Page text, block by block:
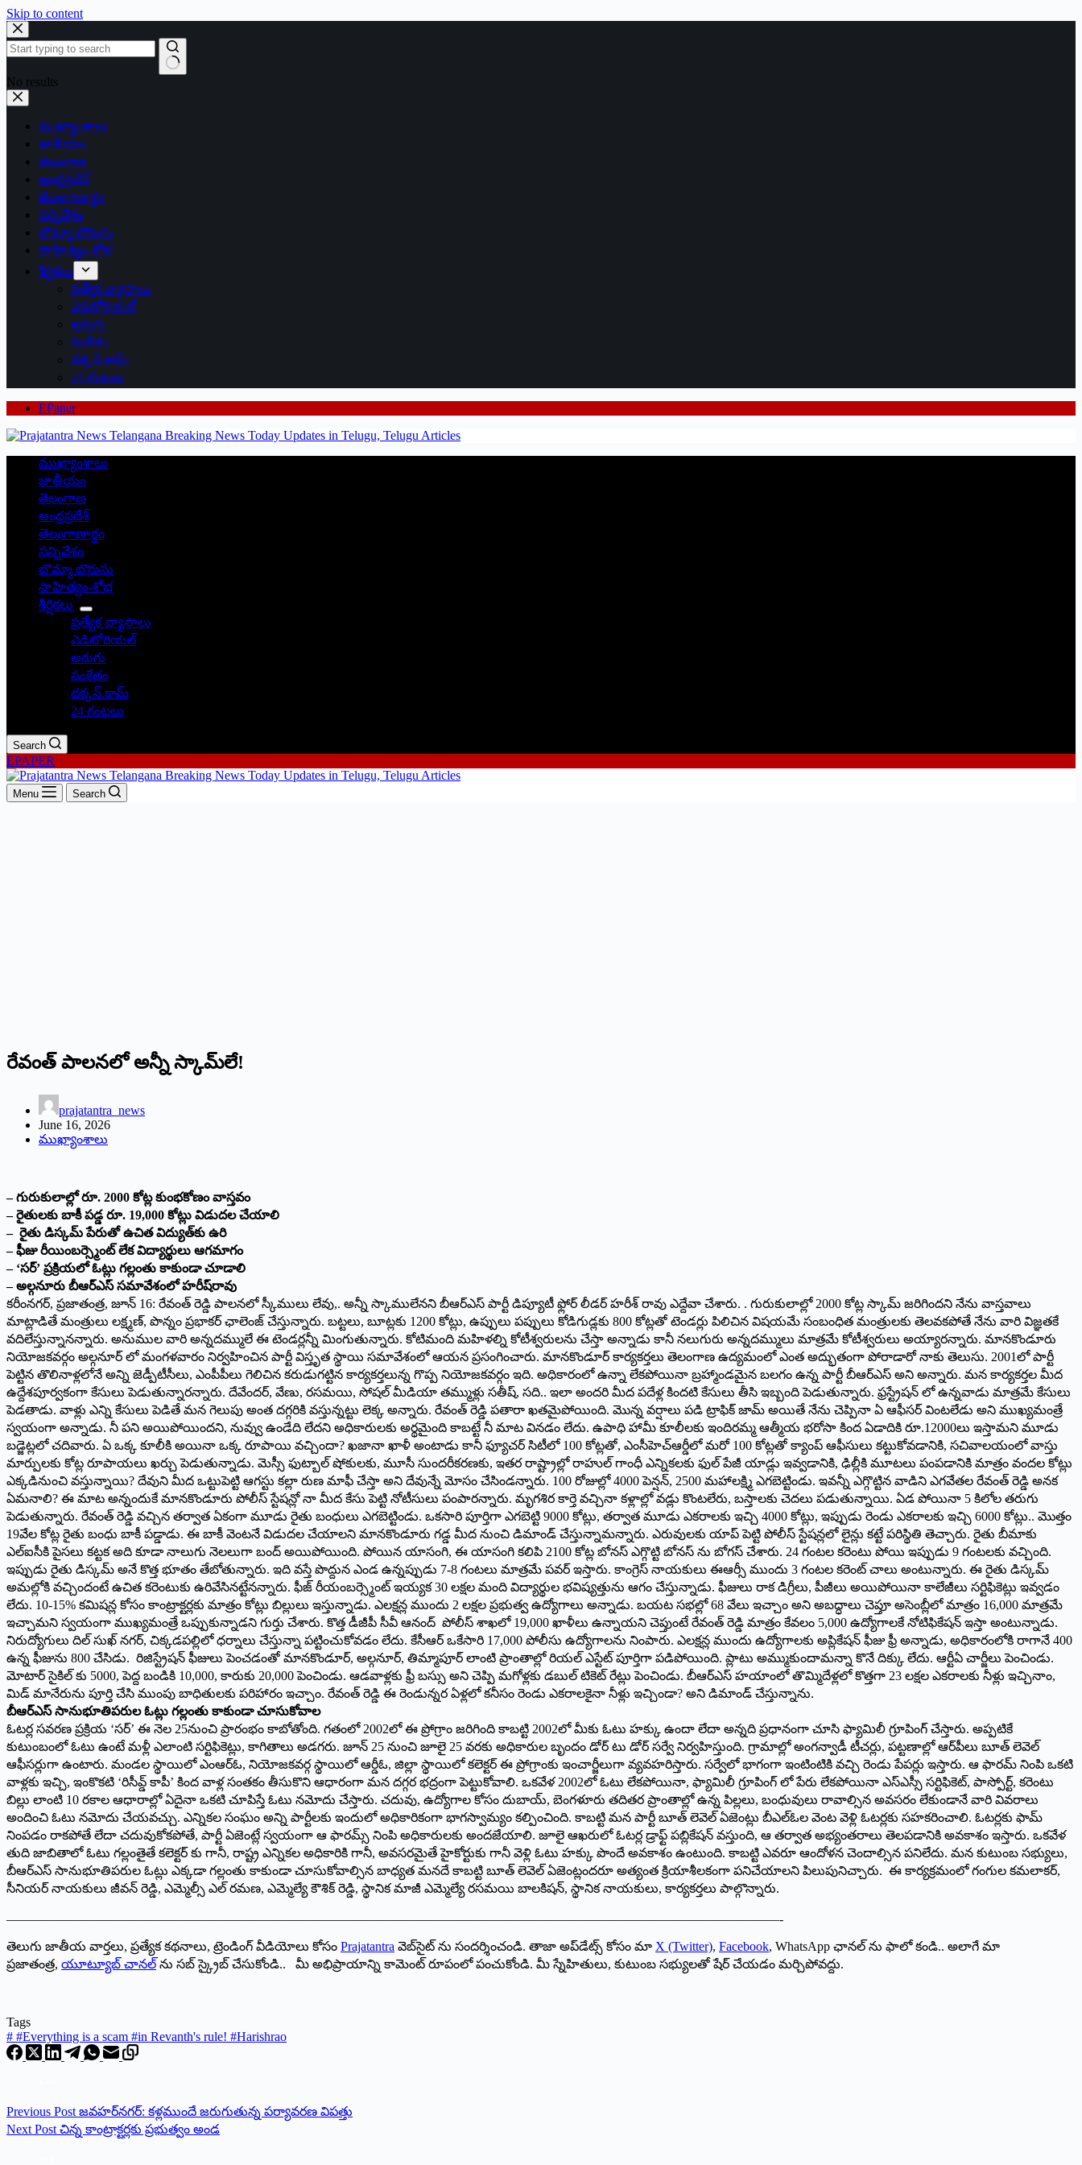
Skip to content
No results
ముఖ్యాంశాలు
జాతీయం
తెలంగాణ
ఆంధ్రప్రదేశ్
తెలంగాణార్థం
సన్నివేశం
బొమ్మా బొరుసు
సాహిత్యం-శోభ
శీర్షికలు
ప్రత్యేక వ్యాసాలు
ఎడిటోరియల్
అరుగు
సంకేతం
దక్కన్.కామ్
24 గంటలు
EPaper
ముఖ్యాంశాలు
జాతీయం
తెలంగాణ
ఆంధ్రప్రదేశ్
తెలంగాణార్థం
సన్నివేశం
బొమ్మా బొరుసు
సాహిత్యం-శోభ
శీర్షికలు
ప్రత్యేక వ్యాసాలు
ఎడిటోరియల్
అరుగు
సంకేతం
దక్కన్.కామ్
24 గంటలు
Search
EPAPER
Menu Search
రేవంత్ పాల‌న‌లో అన్నీ స్కామ్‌లే!
prajatantra_news
June 16, 2026
ముఖ్యాంశాలు
– గురుకులాల్లో రూ. 2000 కోట్ల కుంభకోణం వాస్తవం
– రైతుల‌కు బాకీ పడ్డ రూ. 19,000 కోట్లు విడుద‌ల చేయాలి
– రైతు డిస్క‌మ్ పేరుతో ఉచిత విద్యుత్‌కు ఉరి
– ఫీజు రీయింబర్స్మెంట్ లేక విద్యార్థులు ఆగ‌మాగం
– ‘స‌ర్’ ప్ర‌క్రియ‌లో ఓట్లు గ‌ల్లంతు కాకుండా చూడాలి
– అల్గ‌నూరు బీఆర్ఎస్ స‌మావేశంలో హ‌రీష్‌రావు
క‌రీంన‌గ‌ర్, ప్ర‌జాతంత్ర‌, జూన్ 16: రేవంత్ రెడ్డి పాలనలో స్కీములు లేవు,. అన్నీ స్కాములేన‌ని బీఆర్ఎస్ పార్టీ డిప్యూటీ ఫ్లోర్ లీడర్ హరీశ్ రావు ఎద్దేవా చేశారు. . గురుకులాల్లో 2000 కోట్ల స్కామ్ జరిగిందని నేను వాస్తవాలు
మాట్లాడితే మంత్రులు లక్ష్మణ్, పొన్నం ప్రభాకర్ ఛాలెంజ్ చేస్తున్నారు. బట్టలు, బూట్లకు 1200 కోట్లు, ఉప్పులు పప్పులు కోడిగుడ్లకు 800 కోట్లతో టెండర్లు పిలిచిన విషయమే సంబంధిత మంత్రులకు తెలవకపోతే నేను వారి విజ్ఞతకే
వదిలేస్తున్నాన‌న్నారు. అనుముల వారి అన్నదమ్ములే ఈ టెండర్లన్నీ మింగుతున్నారు. కోటిమంది మహిళల్ని కోటీశ్వరులను చేస్తా అన్నాడు కానీ నలుగురు అన్నదమ్ములు మాత్రమే కోటీశ్వరులు అయ్యారన్నారు. మానకొండూరు
నియోజకవర్గం అల్గనూర్ లో మంగ‌ళ‌వారం నిర్వహించిన పార్టీ విస్తృత స్థాయి సమావేశంలో ఆయ‌న ప్ర‌సంగించారు. మానకొండూర్ కార్యకర్తలు తెలంగాణ ఉద్యమంలో ఎంత అద్భుతంగా పోరాడారో నాకు తెలుసు. 2001లో పార్టీ
పెట్టిన తొలినాళ్లలోనే అన్ని జెడ్పీటీసీలు, ఎంపీపీలు గెలిచిన కరుడుగట్టిన కార్యకర్తలున్న గొప్ప నియోజకవర్గం ఇది. అధికారంలో ఉన్నా లేకపోయినా బ్రహ్మాండమైన బలగం ఉన్న పార్టీ బీఆర్ఎస్ అని అన్నారు. మన కార్యకర్తల మీద
ఉద్దేశపూర్వకంగా కేసులు పెడుతున్నారన్నారు. దేవేందర్, వేణు, రసమయి, సోషల్ మీడియా తమ్ముళ్లు సతీష్, సది.. ఇలా అందరి మీద పదేళ్ల కిందటి కేసులు తీసి ఇబ్బంది పెడుతున్నారు. ఫ్రస్ట్రేషన్ లో ఉన్నవాడు మాత్రమే కేసులు
పెడతాడు. వాళ్లు ఎన్ని కేసులు పెడితే మన గెలుపు అంత దగ్గరికి వస్తున్నట్టు లెక్క అన్నారు. రేవంత్ రెడ్డి పతారా ఖతమైపోయింది. మొన్న వర్షాలు పడి ట్రాఫిక్ జామ్ అయితే నేను చెప్పినా ఏ ఆఫీసర్ వింటలేడు అని ముఖ్యమంత్రే
స్వయంగా అన్నాడు. నీ పని అయిపోయిందని, నువ్వు ఉండేది లేదని అధికారులకు అర్థమైంది కాబట్టే నీ మాట వినడం లేదు. ఉపాధి హామీ కూలీలకు ఇందిరమ్మ ఆత్మీయ భరోసా కింద ఏడాదికి రూ.12000లు ఇస్తామని మూడు
బడ్జెట్లలో చదివారు. ఏ ఒక్క కూలీకి అయినా ఒక్క రూపాయి వచ్చిందా? ఖజానా ఖాళీ అంటాడు కానీ ఫ్యూచర్ సిటీలో 100 కోట్లతో, ఎంసీహెచ్ఆర్డీలో మరో 100 కోట్లతో క్యాంప్ ఆఫీసులు కట్టుకోవడానికి, సచివాలయంలో వాస్తు
మార్పులకు కోట్ల రూపాయలు ఖర్చు పెడుతున్నాడు. మెస్సీ ఫుట్బాల్ షోకులకు, మూసీ సుందరీకరణకు, ఇతర రాష్ట్రాల్లో రాహుల్ గాంధీ ఎన్నికలకు ఫుల్ పేజీ యాడ్లు ఇవ్వడానికి, ఢిల్లీకి మూటలు పంపడానికి మాత్రం వందల కోట్లు
ఎక్కడినుంచి వస్తున్నాయి? దేవుని మీద ఒట్టుపెట్టి ఆగస్టు కల్లా రుణ మాఫీ చేస్తా అని దేవున్నే మోసం చేసిండన్నారు. 100 రోజుల్లో 4000 పెన్షన్, 2500 మహాలక్ష్మి ఎగబెట్టిండు. ఇవన్నీ ఎగ్గొట్టిన వాడిని ఎగవేతల రేవంత్ రెడ్డి అనక
ఏమనాలి? ఈ మాట అన్నందుకే మానకొండూరు పోలీస్ స్టేషన్లో నా మీద కేసు పెట్టి నోటీసులు పంపారన్నారు. మృగశిర కార్తె వచ్చినా కళ్లాల్లో వడ్లు కొంటలేరు, బస్తాలకు చెదలు పడుతున్నాయి. ఏడ పోయినా 5 కిలోల తరుగు
పెడుతున్నారు. రేవంత్ రెడ్డి వచ్చిన తర్వాత ఏకంగా మూడు రైతు బంధులు ఎగబెట్టిండు. ఒకసారి పూర్తిగా ఎగబెట్టి 9000 కోట్లు, తర్వాత మూడు ఎకరాలకు ఇచ్చి 4000 కోట్లు, ఇప్పుడు రెండు ఎకరాలకు ఇచ్చి 6000 కోట్లు.. మొత్తం
19వేల కోట్ల రైతు బంధు బాకీ పడ్డాడు. ఈ బాకీ వెంటనే విడుదల చేయాలని మానకొండూరు గడ్డ మీద నుంచి డిమాండ్ చేస్తున్నామ‌న్నారు. ఎరువులకు యాప్ పెట్టి పోలీస్ స్టేషన్లలో లైన్లు కట్టే పరిస్థితి తెచ్చారు. రైతు బీమాకు
ఎల్ఐసీకి పైసలు కట్టక అది కూడా నాలుగు నెలలుగా బంద్ అయిపోయింది. పోయిన యాసంగి, ఈ యాసంగి కలిపి 2100 కోట్ల బోనస్ ఎగ్గొట్టి బోనస్ ను బోగస్ చేశారు. 24 గంటల కరెంటు పోయి ఇప్పుడు 9 గంటలకు వచ్చింది.
ఇప్పుడు రైతు డిస్కమ్ అనే కొత్త భూతం తేబోతున్నారు. ఇది వస్తే పొద్దున ఎండ ఉన్నప్పుడు 7-8 గంటలు మాత్రమే పవర్ ఇస్తారు. కాంగ్రెస్ నాయకులు ఈఆర్సీ ముందు 3 గంటల కరెంట్ చాలు అంటున్నారు. ఈ రైతు డిస్కమ్
అమల్లోకి వచ్చిందంటే ఉచిత కరెంటుకు ఉరివేసినట్టేన‌న్నారు. ఫీజ్ రీయంబర్స్మెంట్ ఇయ్యక 30 లక్షల మంది విద్యార్థుల భవిష్యత్తును ఆగం చేస్తున్నాడు. ఫీజులు రాక డిగ్రీలు, పీజీలు అయిపోయినా కాలేజీలు సర్టిఫికెట్లు ఇవ్వడం
లేదు. 10-15% కమిషన్ల కోసం కాంట్రాక్టర్లకు మాత్రం కోట్లు బిల్లులు ఇస్తున్నాడు. ఎలక్షన్ల ముందు 2 లక్షల ప్రభుత్వ ఉద్యోగాలు అన్నాడు. బయట సభల్లో 68 వేలు ఇచ్చాం అని అబద్ధాలు చెప్తూ అసెంబ్లీలో మాత్రం 16,000 మాత్రమే
ఇచ్చామని స్వయంగా ముఖ్యమంత్రే ఒప్పుకున్నాడని గుర్తు చేశారు. కొత్త డీజీపీ సీవీ ఆనంద్ పోలీస్ శాఖలో 19,000 ఖాళీలు ఉన్నాయని చెప్తుంటే రేవంత్ రెడ్డి మాత్రం కేవలం 5,000 ఉద్యోగాలకే నోటిఫికేషన్ ఇస్తా అంటున్నాడు.
నిరుద్యోగులు దిల్ సుఖ్ నగర్, చిక్కడపల్లిలో ధర్నాలు చేస్తున్నా పట్టించుకోవడం లేదు. కేసీఆర్ ఒకేసారి 17,000 పోలీసు ఉద్యోగాలను నింపారు. ఎలక్షన్ల ముందు ఉద్యోగాలకు అప్లికేషన్ ఫీజు ఫ్రీ అన్నాడు, అధికారంలోకి రాగానే 400
ఉన్న ఫీజును 800 చేసిడు. రిజిస్ట్రేషన్ ఫీజులు పెంచడంతో మానకొండూర్, అల్గనూర్, తిమ్మాపూర్ లాంటి ప్రాంతాల్లో రియల్ ఎస్టేట్ పూర్తిగా పడిపోయింది. ప్లాటు అమ్ముకుందామన్నా కొనే దిక్కు లేదు. ఆర్టీఏ చార్జీలు పెంచిండు.
మోటార్ సైకిల్ కు 5000, పెద్ద బండికి 10,000, కారుకు 20,000 పెంచిండు. ఆడవాళ్లకు ఫ్రీ బస్సు అని చెప్పి మగోళ్లకు డబుల్ టికెట్ రేట్లు పెంచిండు. బీఆర్ఎస్ హయాంలో తొమ్మిదేళ్లలో కొత్తగా 23 లక్షల ఎకరాలకు నీళ్లు ఇచ్చినాం,
మిడ్ మానేరును పూర్తి చేసి ముంపు బాధితులకు పరిహారం ఇచ్చాం. రేవంత్ రెడ్డి ఈ రెండున్నర ఏళ్లలో కనీసం రెండు ఎకరాలకైనా నీళ్లు ఇచ్చిండా? అని డిమాండ్ చేస్తున్నాను.
బీఆర్ఎస్ సానుభూతిపరుల ఓట్లు గల్లంతు కాకుండా చూసుకోవాల
ఓటర్ల సవరణ ప్రక్రియ ‘స‌ర్‌’ ఈ నెల 25నుంచి ప్రారంభం కాబోతోంది. గతంలో 2002లో ఈ ప్రోగ్రాం జరిగింది కాబట్టి 2002లో మీకు ఓటు హక్కు ఉందా లేదా అన్నది ప్రధానంగా చూసి ఫ్యామిలీ గ్రూపింగ్ చేస్తారు. అప్పటికే
కుటుంబంలో ఓటు ఉంటే మళ్లీ ఎలాంటి సర్టిఫికెట్లు, కాగితాలు అడగరు. జూన్ 25 నుంచి జూలై 25 వరకు అధికారుల బృందం డోర్ టు డోర్ సర్వే నిర్వహిస్తుంది. గ్రామాల్లో అంగన్వాడీ టీచర్లు, పట్టణాల్లో ఆర్‌పీలు బూత్ లెవెల్
ఆఫీసర్లుగా ఉంటారు. మండల స్థాయిలో ఎంఆర్ఓ, నియోజకవర్గ స్థాయిలో ఆర్డీఓ, జిల్లా స్థాయిలో కలెక్టర్ ఈ ప్రోగ్రాంకు ఇంచార్జీలుగా వ్యవహరిస్తారు. సర్వేలో భాగంగా ఇంటింటికి వచ్చి రెండు పేపర్లు ఇస్తారు. ఆ ఫారమ్ నింపి ఒకటి
వాళ్లకు ఇచ్చి, ఇంకొకటి ‘రిసీవ్డ్ కాపీ’ కింద వాళ్ల సంతకం తీసుకొని ఆధారంగా మన దగ్గర భద్రంగా పెట్టుకోవాలి. ఒకవేళ 2002లో ఓటు లేకపోయినా, ఫ్యామిలీ గ్రూపింగ్ లో పేరు లేకపోయినా ఎస్ఎస్సీ సర్టిఫికెట్, పాస్పోర్ట్, కరెంటు
బిల్లు లాంటి 10 రకాల ఆధారాల్లో ఏదైనా ఒకటి చూపిస్తే ఓటు నమోదు చేస్తారు. చదువు, ఉద్యోగాల కోసం దుబాయ్, బెంగళూరు తదితర ప్రాంతాల్లో ఉన్న పిల్లలు, బంధువులు రావాల్సిన అవసరం లేకుండానే వారి వివరాలు
అందించి ఓటు నమోదు చేయవచ్చు. ఎన్నికల సంఘం అన్ని పార్టీలకు ఇందులో అధికారికంగా భాగస్వామ్యం కల్పించింది. కాబట్టి మన పార్టీ బూత్ లెవెల్ ఏజెంట్లు బీఎల్ఓల వెంట వెళ్లి ఓటర్లకు సహకరించాలి. ఓటర్లకు ఫామ్
నింపడం రాకపోతే లేదా చదువుకోకపోతే, పార్టీ ఏజెంట్లే స్వయంగా ఆ ఫారమ్స్ నింపి అధికారులకు అందజేయాలి. జూలై ఆఖరులో ఓటర్ల డ్రాఫ్ట్ పబ్లికేషన్ వస్తుంది, ఆ తర్వాత అభ్యంతరాలు తెలపడానికి అవకాశం ఇస్తారు. ఒకవేళ
తుది జాబితాలో ఓటు గల్లంతైతే కలెక్టర్ కు గానీ, రాష్ట్ర ఎన్నికల అధికారికి గానీ, అవసరమైతే హైకోర్టుకు గానీ వెళ్లి ఓటు హక్కు పొందే అవకాశం ఉంటుంది. కాబట్టి ఎవరూ ఆందోళన చెందాల్సిన పనిలేదు. మన కుటుంబ సభ్యులు,
బీఆర్ఎస్ సానుభూతిపరుల ఓట్లు ఎక్కడా గల్లంతు కాకుండా చూసుకోవాల్సిన బాధ్యత మనదే కాబట్టి బూత్ లెవెల్ ఏజెంట్లందరూ అత్యంత క్రియాశీలకంగా పనిచేయాలని పిలుపునిచ్చారు. ఈ కార్యక్రమంలో గంగుల కమలాకర్,
సీనియర్ నాయకులు జీవన్ రెడ్డి, ఎమ్మెల్సీ ఎల్ రమణ, ఎమ్మెల్యే కౌశిక్ రెడ్డి, స్థానిక మాజీ ఎమ్మెల్యే రసమయి బాలకిషన్, స్థానిక నాయకులు, కార్యకర్తలు పాల్గొన్నారు.
————————————————————————————————————————————————————————————-
తెలుగు జాతీయ వార్తలు, ప్రత్యేక కథనాలు, ట్రెండింగ్ వీడియోలు కోసం Prajatantra వెబ్‌సైట్ ను సందర్శించండి. తాజా అప్‌డేట్స్ కోసం మా X (Twitter), Facebook, WhatsApp ఛానల్ ను ఫాలో కండి.. అలాగే మా
ప్రజాతంత్ర, యూట్యూబ్ చానల్ ను సబ్ స్క్రైబ్ చేసుకోండి.. మీ అభిప్రాయాన్ని కామెంట్ రూపంలో పంచుకోండి. మీ స్నేహితులు, కుటుంబ సభ్యులతో షేర్ చేయడం మర్చిపోవద్దు.
Tags
# #Everything is a scam #in Revanth's rule! #Harishrao
Previous Post జవహర్‌నగర్: కళ్లముందే జరుగుతున్న పర్యావరణ విపత్తు
Next Post చిన్న కాంట్రాక్టర్లకు ప్రభుత్వం అండ